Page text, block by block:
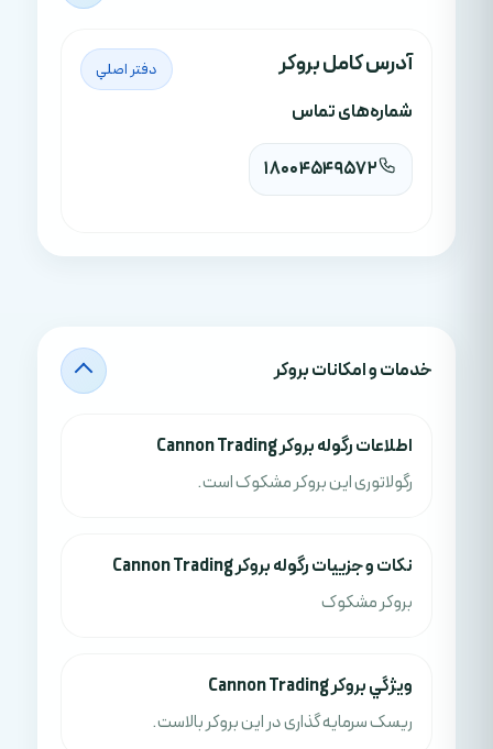
آدرس کامل بروکر دفتر اصلي
شماره‌های تماس
18004549572
خدمات و امکانات بروکر
اطلاعات رگوله بروکر Cannon Trading
رگولاتوری این بروکر مشکوک است.
نکات و جزييات رگوله بروکر Cannon Trading
بروکر مشکوک
ويژگي بروکر Cannon Trading
ریسک سرمایه گذاری در این بروکر بالاست.